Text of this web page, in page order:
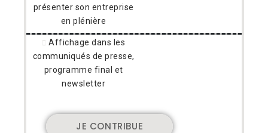
présenter son entreprise
en plénière
Affichage dans les
communiqués de presse,
programme final et
newsletter
JE CONTRIBUE